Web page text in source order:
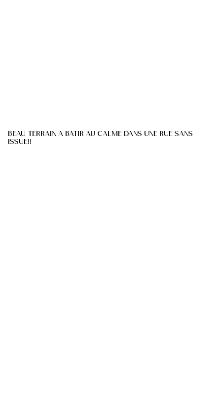
BEAU TERRAIN A BATIR AU CALME DANS UNE RUE SANS
ISSUE!!